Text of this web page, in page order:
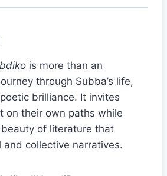
is more than an
through Subba’s life,
brilliance. It invites
on their own paths while
of literature that
and collective narratives.